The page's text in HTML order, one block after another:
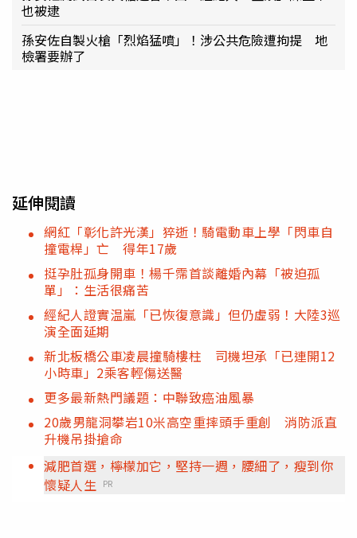
也被逮
孫安佐自製火槍「烈焰猛噴」！涉公共危險遭拘提 地
檢署要辦了
延伸閱讀
網紅「彰化許光漢」猝逝！騎電動車上學「閃車自
撞電桿」亡 得年17歲
挺孕肚孤身開車！楊千霈首談離婚內幕「被迫孤
單」：生活很痛苦
經紀人證實温嵐「已恢復意識」但仍虛弱！大陸3巡
演全面延期
新北板橋公車凌晨撞騎樓柱 司機坦承「已連開12
小時車」2乘客輕傷送醫
更多最新熱門議題：中聯致癌油風暴
20歲男龍洞攀岩10米高空重摔頭手重創 消防派直
升機吊掛搶命
減肥首選，檸檬加它，堅持一週，腰細了，瘦到你
懷疑人生 PR